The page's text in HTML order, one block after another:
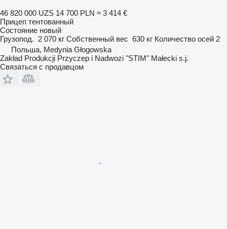
46 820 000 UZS 14 700 PLN ≈ 3 414 €
Прицеп тентованный
Состояние новый
Грузопод. 2 070 кг Собственный вес 630 кг Количество осей 2
Польша, Medynia Głogowska
Zakład Produkcji Przyczep i Nadwozi "STIM" Małecki s.j.
Связаться с продавцом